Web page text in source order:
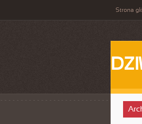
Strona